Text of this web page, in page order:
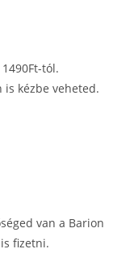
tól.
is kézbe veheted.
van a Barion
fizetni.